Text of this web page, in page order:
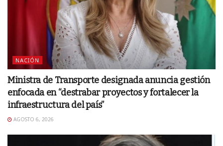
NACIÓN
Ministra de Transporte designada anuncia gestión
enfocada en “destrabar proyectos y fortalecer la
infraestructura del país”
AGOSTO 6, 2026